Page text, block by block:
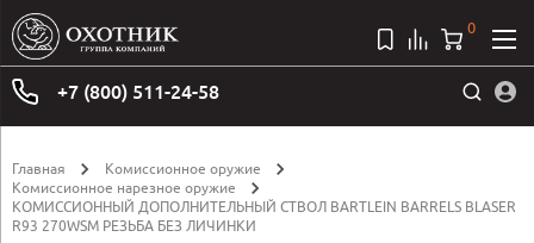
+7 (800) 511-24-58
0
Главная
Комиссионное оружие
Комиссионное нарезное оружие
КОМИССИОННЫЙ ДОПОЛНИТЕЛЬНЫЙ СТВОЛ BARTLEIN BARRELS BLASER
R93 270WSM РЕЗЬБА БЕЗ ЛИЧИНКИ